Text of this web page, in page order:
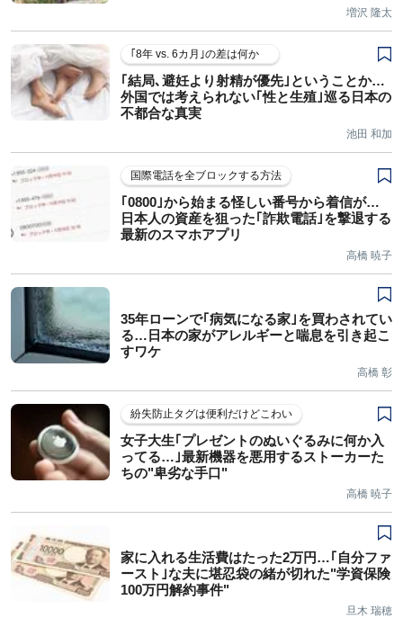
増沢 隆太
｢8年 vs. 6カ月｣の差は何か
｢結局､避妊より射精が優先｣ということか…
外国では考えられない｢性と生殖｣巡る日本の
不都合な真実
池田 和加
国際電話を全ブロックする方法
｢0800｣から始まる怪しい番号から着信が…
日本人の資産を狙った｢詐欺電話｣を撃退する
最新のスマホアプリ
高橋 暁子
35年ローンで｢病気になる家｣を買わされてい
る…日本の家がアレルギーと喘息を引き起こ
すワケ
高橋 彰
紛失防止タグは便利だけどこわい
女子大生｢プレゼントのぬいぐるみに何か入
ってる…｣最新機器を悪用するストーカーた
ちの"卑劣な手口"
高橋 暁子
家に入れる生活費はたった2万円…｢自分ファ
ースト｣な夫に堪忍袋の緒が切れた"学資保険
100万円解約事件"
旦木 瑞穂